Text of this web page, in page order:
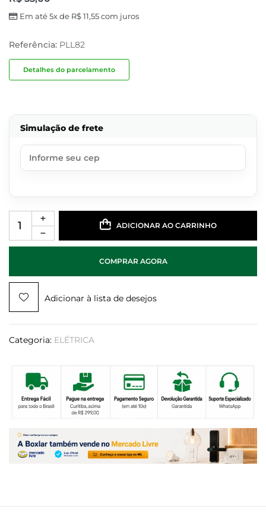
Em até 5x de R$11,55com juros
Referência: PLL82
Detalhes do parcelamento
Simulação de frete
ADICIONAR AO CARRINHO
COMPRAR AGORA
Adicionar à lista de desejos
Categoria: ELÉTRICA